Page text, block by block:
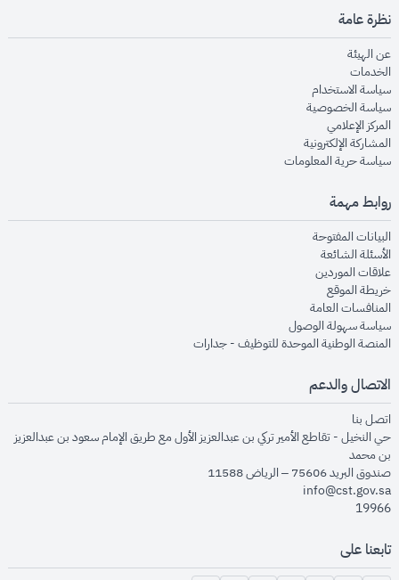
نظرة عامة
عن الهيئةopens in new window
الخدماتopens in new window
سياسة الاستخدام
سياسة الخصوصيةopens in new window
المركز الإعلاميopens in new window
المشاركة الإلكترونيةopens in new window
سياسة حرية المعلوماتopens in new window
روابط مهمة
البيانات المفتوحةopens in new window
الأسئلة الشائعةopens in new window
علاقات الموردينopens in new window
خريطة الموقعopens in new window
المنافسات العامةopens in new window
سياسة سهولة الوصولopens in new window
المنصة الوطنية الموحدة للتوظيف - جداراتopens in new window
الاتصال والدعم
اتصل بنا
حي النخيل - تقاطع الأمير تركي بن عبدالعزيز الأول مع طريق الإمام سعود بن عبدالعزيز
بن محمد
صندوق البريد 75606 – الرياض 11588
info@cst.gov.sa
19966
تابعنا على